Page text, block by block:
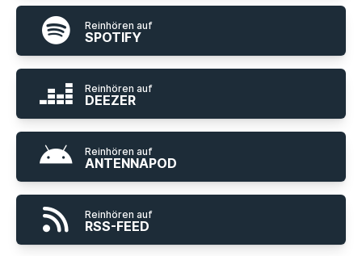
Reinhören auf
SPOTIFY
Reinhören auf
DEEZER
Reinhören auf
ANTENNAPOD
Reinhören auf
RSS-FEED